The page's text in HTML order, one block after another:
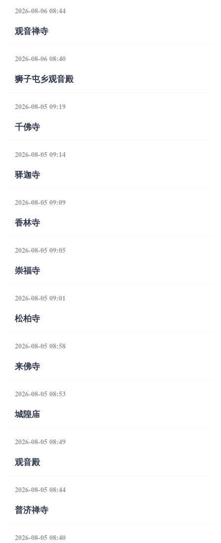
2026-08-06 08:44
观音禅寺
2026-08-06 08:40
狮子屯乡观音殿
2026-08-05 09:19
千佛寺
2026-08-05 09:14
驿迦寺
2026-08-05 09:09
香林寺
2026-08-05 09:05
崇福寺
2026-08-05 09:01
松柏寺
2026-08-05 08:58
来佛寺
2026-08-05 08:53
城隍庙
2026-08-05 08:49
观音殿
2026-08-05 08:44
普济禅寺
2026-08-05 08:40